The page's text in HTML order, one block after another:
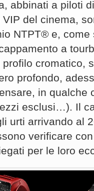
abbinati a piloti
del cinema,
NTPT® e,
a
cromatico,
profondo,
in qualche
esclusi…). Il
urti arrivando al
verificare
per le loro